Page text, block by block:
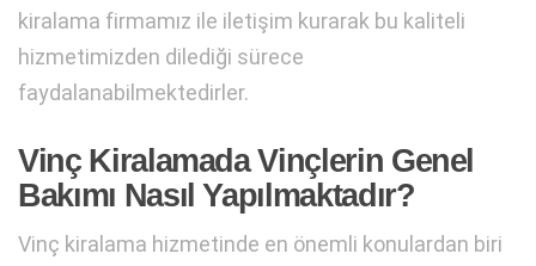
kiralama firmamız ile iletişim kurarak bu kaliteli
hizmetimizden dilediği sürece
faydalanabilmektedirler.
Vinç Kiralamada Vinçlerin Genel
Bakımı Nasıl Yapılmaktadır?
Vinç kiralama hizmetinde en önemli konulardan biri